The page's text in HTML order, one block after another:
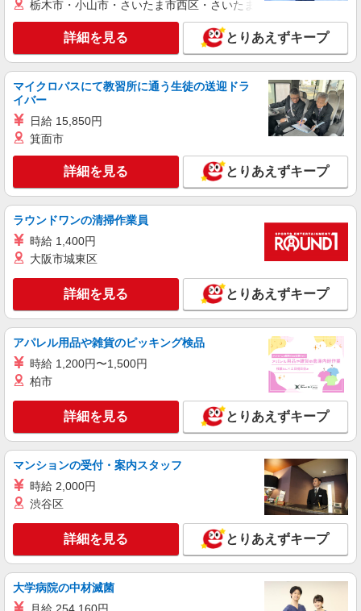
栃木市・小山市・さいたま市西区・さいたま市岩槻区・久喜市・
詳細を見る とりあえずキープ
マイクロバスにて教習所に通う生徒の送迎ドラ
イバー
日給 15,850円
箕面市
詳細を見る とりあえずキープ
ラウンドワンの清掃作業員
時給 1,400円
大阪市城東区
詳細を見る とりあえずキープ
アパレル用品や雑貨のピッキング検品
時給 1,200円〜1,500円
柏市
詳細を見る とりあえずキープ
マンションの受付・案内スタッフ
時給 2,000円
渋谷区
詳細を見る とりあえずキープ
大学病院の中材滅菌